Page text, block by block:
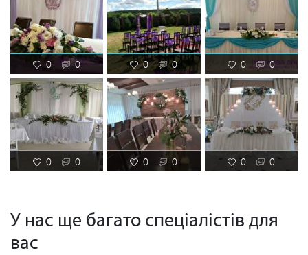
0 0 0 0 0 0
0 0 0 0 0 0
У нас ще багато спеціалістів для
вас